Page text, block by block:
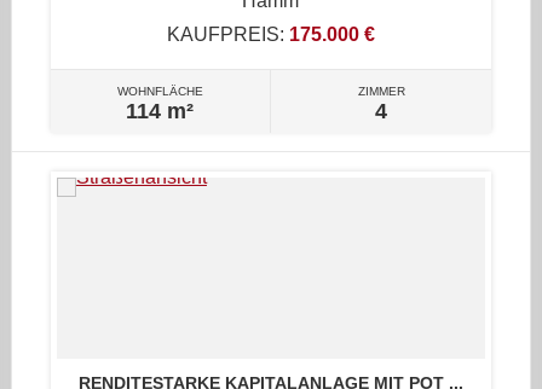
KAUFPREIS: 175.000 €
WOHNFLÄCHE
114 m²
ZIMMER
4
RENDITESTARKE KAPITALANLAGE MIT POT ...